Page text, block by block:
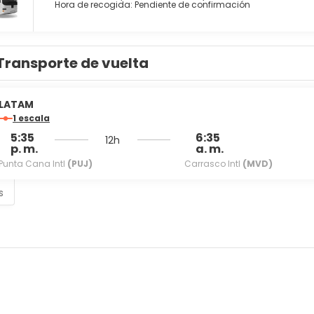
pasa por uno de los 3 restaurantes de este hotel.
ofrece un desayuno bufé gratuito todos los días de 07:30 a 10:30.
un servicio de recepción las 24 horas y atención
Hora de recogida: Pendiente de confirmación
de vuelta
LATAM
1 escala
5:35
p. m.
Punta Cana Intl (PUJ)
12h 6:35
a. m.
Carrasco Intl (MVD)